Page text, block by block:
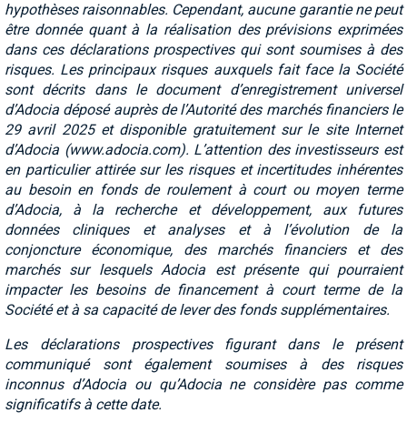
hypothèses raisonnables. Cependant, aucune garantie ne peut
être donnée quant à la réalisation des prévisions exprimées
dans ces déclarations prospectives qui sont soumises à des
risques. Les principaux risques auxquels fait face la Société
sont décrits dans le document d’enregistrement universel
d’Adocia déposé auprès de l’Autorité des marchés financiers le
29 avril 2025 et disponible gratuitement sur le site Internet
d’Adocia (www.adocia.com). L’attention des investisseurs est
en particulier attirée sur les risques et incertitudes inhérentes
au besoin en fonds de roulement à court ou moyen terme
d’Adocia, à la recherche et développement, aux futures
données cliniques et analyses et à l’évolution de la
conjoncture économique, des marchés financiers et des
marchés sur lesquels Adocia est présente qui pourraient
impacter les besoins de financement à court terme de la
Société et à sa capacité de lever des fonds supplémentaires.
Les déclarations prospectives figurant dans le présent
communiqué sont également soumises à des risques
inconnus d’Adocia ou qu’Adocia ne considère pas comme
significatifs à cette date.